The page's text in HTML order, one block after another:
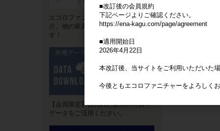
エコロファニチャーの"強み"をご紹
介。他の家具卸サイトとは違いま
す！
【会員限定】仕入れた家具の写真や
データをご活用ください。
■改訂後の会員規約
下記ページよりご確認ください。
https://ena-kagu.com/page/agreement
■適用開始日
2026年4月22日
本改訂後、当サイトをご利用いただいた
今後ともエコロファニチャーをよろしく